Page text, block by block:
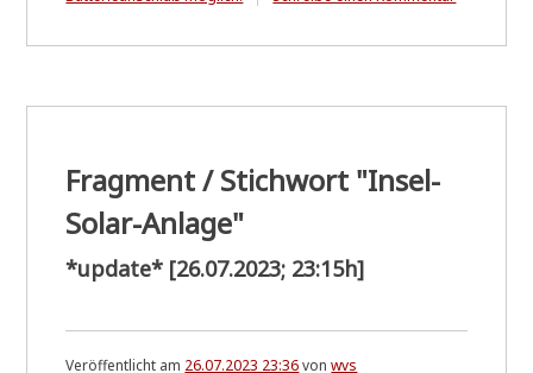
....
Fragment / Stichwort "Insel-
Solar-Anlage"
*update* [26.07.2023; 23:15h]
Veröffentlicht am 26.07.2023 23:36vonwvs